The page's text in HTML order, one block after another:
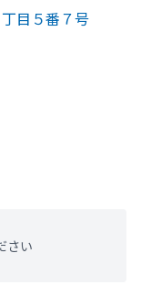
目５番７号
さい